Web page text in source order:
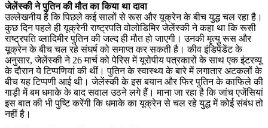
जेलेंस्की ने पुतिन की मौत का किया था दावा
उल्लेखनीय है कि पिछले कई सालों से रूस और यूक्रेन के बीच युद्ध चल रहा है।
कुछ दिन पहले ही यूक्रेनी राष्ट्रपति वोलोडिमिर जेलेंस्की ने कहा था कि रूसी
राष्ट्रपति व्लादिमीर पुतिन की जल्द ही मौत हो जाएगी। उनकी मृत्यु रूस और
यूक्रेन के बीच चल रहे संघर्ष को समाप्त कर सकती है। कीव इंडिपेंडेंट के
अनुसार, जेलेंस्की ने 26 मार्च को पेरिस में यूरोपीय पत्रकारों के साथ एक इंटरव्यू
के दौरान ये टिप्पणियां की थीं। पुतिन के स्वास्थ्य के बारे में लगातार अटकलों के
बीच यह टिप्पणी आई थी। जेलेंस्की के इस बयान और फिर पुतिन के काफिले की
गाड़ी में बम धमाके के बाद सवाल उठने लगे हैं। माना जा रहा है कि जांच एजेंसियां
इस बात की भी पुष्टि करेंगी कि धमाके का यूक्रेन से चल रहे युद्ध में कोई संबंध तो
नहीं है।